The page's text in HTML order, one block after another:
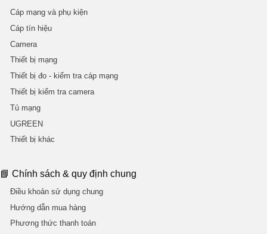
Cáp mạng và phụ kiện
Cáp tín hiệu
Camera
Thiết bị mạng
Thiết bị đo - kiểm tra cáp mạng
Thiết bị kiểm tra camera
Tủ mạng
UGREEN
Thiết bị khác
📘 Chính sách & quy định chung
Điều khoản sử dụng chung
Hướng dẫn mua hàng
Phương thức thanh toán